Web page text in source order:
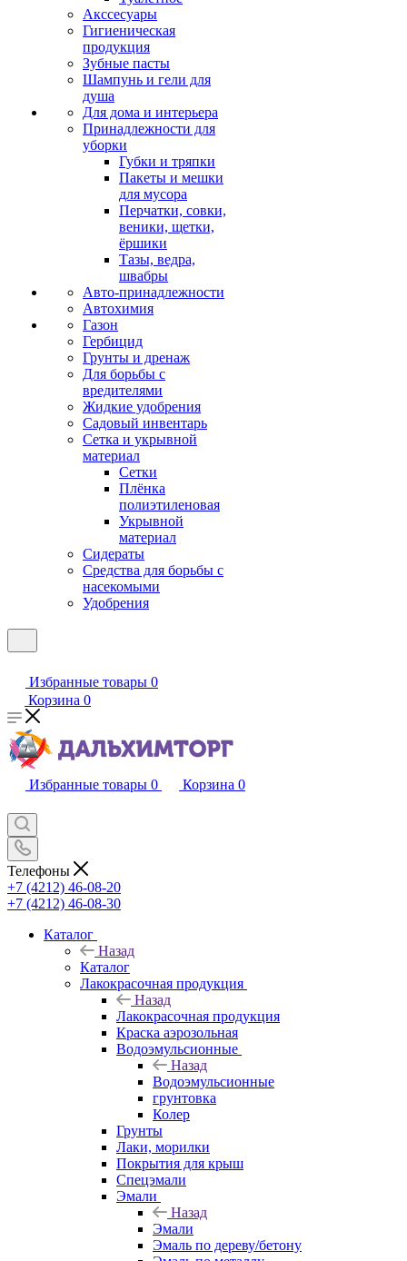
Акссесуары
Гигиеническая
продукция
Зубные пасты
Шампунь и гели для
душа
Для дома и интерьера
Принадлежности для
уборки
Губки и тряпки
Пакеты и мешки
для мусора
Перчатки, совки,
веники, щетки,
ёршики
Тазы, ведра,
швабры
Авто-принадлежности
Автохимия
Газон
Гербицид
Грунты и дренаж
Для борьбы с
вредителями
Жидкие удобрения
Садовый инвентарь
Сетка и укрывной
материал
Сетки
Плёнка
полиэтиленовая
Укрывной
материал
Сидераты
Средства для борьбы с
насекомыми
Удобрения
Избранные товары 0
Корзина 0
Избранные товары 0 Корзина 0
Телефоны
+7 (4212) 46-08-20
+7 (4212) 46-08-30
Каталог
Назад
Каталог
Лакокрасочная продукция
Назад
Лакокрасочная продукция
Краска аэрозольная
Водоэмульсионные
Назад
Водоэмульсионные
грунтовка
Колер
Грунты
Лаки, морилки
Покрытия для крыш
Спецэмали
Эмали
Назад
Эмали
Эмаль по дереву/бетону